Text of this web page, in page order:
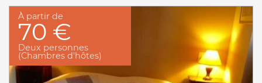
À partir de
70 €
Deux personnes
(Chambres d'hôtes)